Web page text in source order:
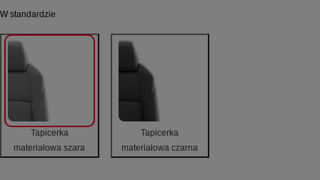
W standardzie
Tapicerka
materiałowa szara
Tapicerka
materiałowa czarna